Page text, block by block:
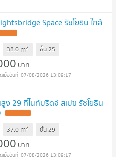
Space รัชโยธิน ใกล้
38.0 m2 ชั้น25
บาท
07/08/2026 13:09:17
29 ที่ไนท์บริดจ์ สเปซ รัชโยธิน
37.0 m2 ชั้น29
บาท